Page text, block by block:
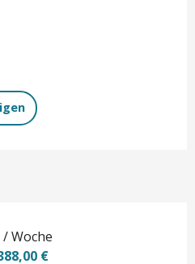
Woche
€